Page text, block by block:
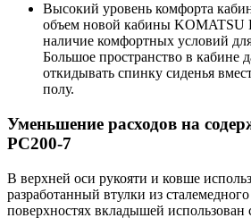
Высокий уровень комфорта
объем новой кабины KOMATSU
наличие комфортных условий
Большое пространство в кабине
откидывать спинку сиденья
полу.
Уменьшение расходов на
PC200-7
В верхней оси рукояти и ковше
разработанный втулки из
поверхностях вкладышей использован